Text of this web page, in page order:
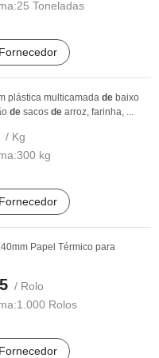
25 Toneladas
plástica multicamada de baixo
de sacos de arroz, farinha, ...
/ Kg
300 kg
Papel Térmico para
/ Rolo
1.000 Rolos